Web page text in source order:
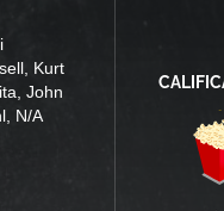
Kurt
John
N/A